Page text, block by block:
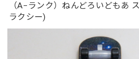
（A−ランク）ねんどろいどもあ
ラクシー)